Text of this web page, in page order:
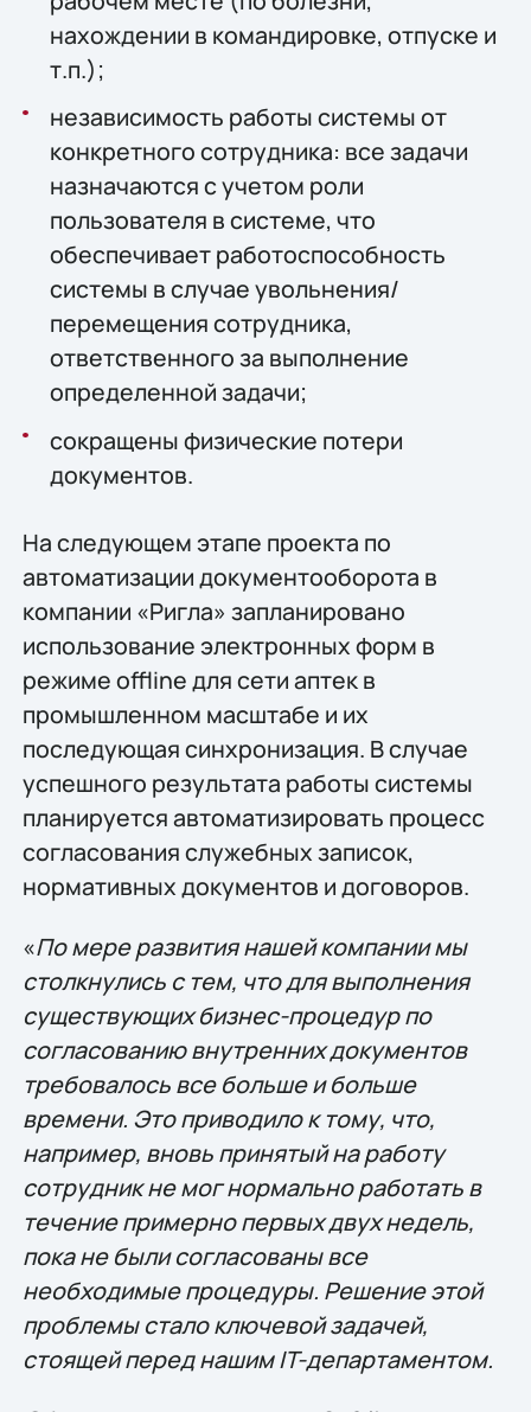
нахождении в командировке, отпуске и
т.п.);
независимость работы системы от
конкретного сотрудника: все задачи
назначаются с учетом роли
пользователя в системе, что
обеспечивает работоспособность
системы в случае увольнения/
перемещения сотрудника,
ответственного за выполнение
определенной задачи;
сокращены физические потери
документов.
На следующем этапе проекта по
автоматизации документооборота в
компании «Ригла» запланировано
использование электронных форм в
режиме offline для сети аптек в
промышленном масштабе и их
последующая синхронизация. В случае
успешного результата работы системы
планируется автоматизировать процесс
согласования служебных записок,
нормативных документов и договоров.
«По мере развития нашей компании мы
столкнулись с тем, что для выполнения
существующих бизнес-процедур по
согласованию внутренних документов
требовалось все больше и больше
времени. Это приводило к тому, что,
например, вновь принятый на работу
сотрудник не мог нормально работать в
течение примерно первых двух недель,
пока не были согласованы все
необходимые процедуры. Решение этой
проблемы стало ключевой задачей,
стоящей перед нашим IT-департаментом.